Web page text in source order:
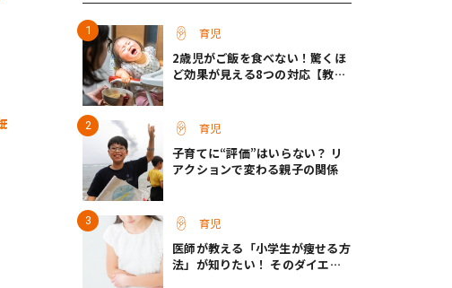
育児
2歳児がご飯を食べない！驚くほ
ど効果が見える8つの対応【教え
育児
子育てに“評価”はいらない？ リ
アクションで変わる親子の関係
育児
医師が教える「小学生が痩せる方
法」が知りたい！ そのダイエッ